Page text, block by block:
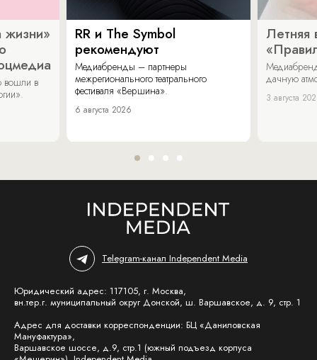
жизни»
вошли в
RR и The Symbol
рекомендуют
Медиабренды – партнеры
межрегионального театрального
фестиваля «Вершина».
6 августа 2026
Летняя
дачную
3 августа
Telegram-канал Independent Media
Юридический адрес: 117105, г. Москва,
вн.тер.г. муниципальный округ Донской, ш. Варшавское, д. 9, стр. 1
Адрес для доставки корреспонденции: БЦ «Даниловская
Мануфактура»,
Варшавское шоссе, д.9, стр.1 (южный подъезд корпуса